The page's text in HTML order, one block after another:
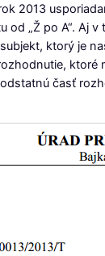
2013
od „Ž po A“. Aj
ktorý je
ktoré
časť